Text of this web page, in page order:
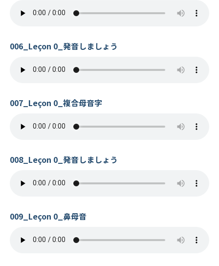
006_Leçon 0_発音しましょう
007_Leçon 0_複合母音字
008_Leçon 0_発音しましょう
009_Leçon 0_鼻母音